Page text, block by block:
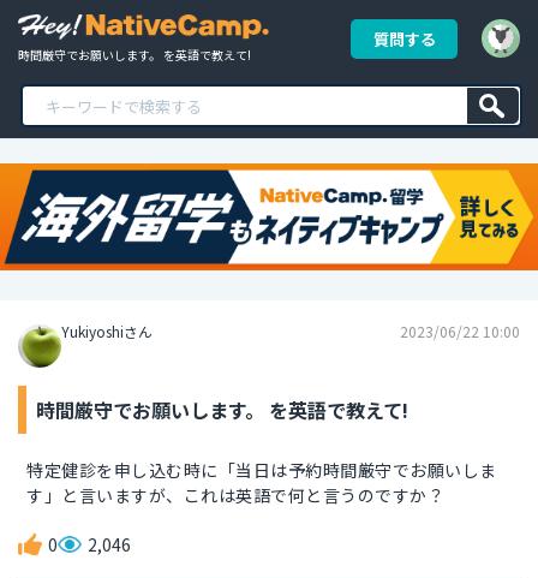
時間厳守でお願いします。 を英語で教えて!
質問する
Yukiyoshiさん 2023/06/22 10:00
時間厳守でお願いします。 を英語で教えて!
特定健診を申し込む時に「当日は予約時間厳守でお願いしま
す」と言いますが、これは英語で何と言うのですか？
0 2,046